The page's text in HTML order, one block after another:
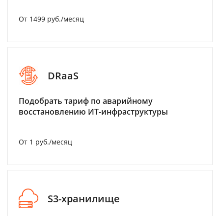
От 1499 руб./месяц
DRaaS
Подобрать тариф по аварийному
восстановлению ИТ-инфраструктуры
От 1 руб./месяц
S3-хранилище